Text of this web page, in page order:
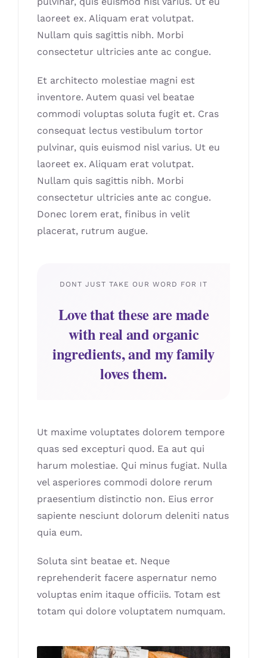
laoreet ex. Aliquam erat volutpat.
Nullam quis sagittis nibh. Morbi
consectetur ultricies ante ac congue.
Et architecto molestiae magni est
inventore. Autem quasi vel beatae
commodi voluptas soluta fugit et. Cras
consequat lectus vestibulum tortor
pulvinar, quis euismod nisl varius. Ut eu
laoreet ex. Aliquam erat volutpat.
Nullam quis sagittis nibh. Morbi
consectetur ultricies ante ac congue.
Donec lorem erat, finibus in velit
placerat, rutrum augue.
DONT JUST TAKE OUR WORD FOR IT
Love that these are made
with real and organic
ingredients, and my family
loves them.
Ut maxime voluptates dolorem tempore
quas sed excepturi quod. Ea aut qui
harum molestiae. Qui minus fugiat. Nulla
vel asperiores commodi dolore rerum
praesentium distinctio non. Eius error
sapiente nesciunt dolorum deleniti natus
quia eum.
Soluta sint beatae et. Neque
reprehenderit facere aspernatur nemo
voluptas enim itaque officiis. Totam est
totam qui dolore voluptatem numquam.